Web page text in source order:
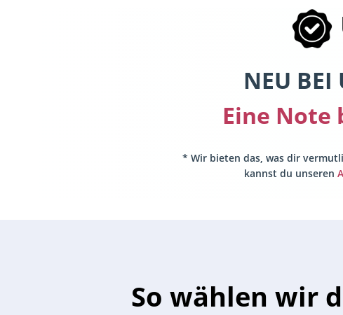
NEU BEI
Eine Note
* Wir bieten das, was dir
kannst du unseren
So wählen wir